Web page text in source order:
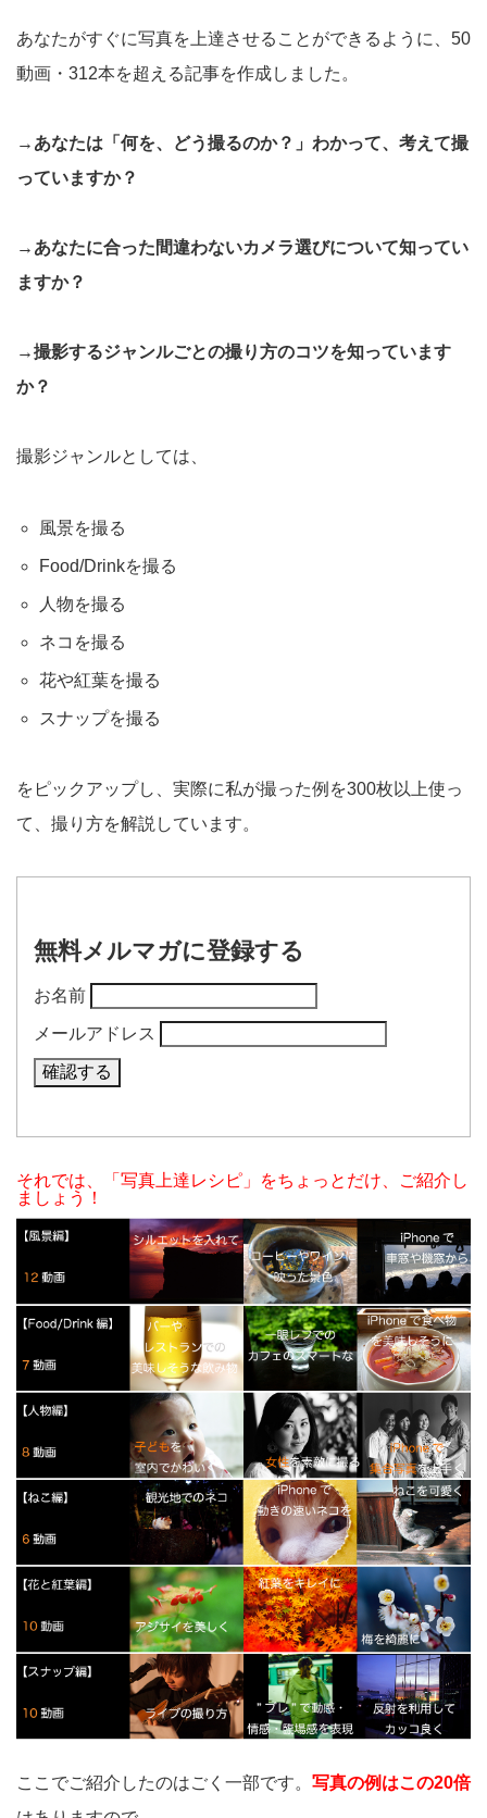
あなたがすぐに写真を上達させることができるように、50
動画・312本を超える記事を作成しました。
→あなたは「何を、どう撮るのか？」わかって、考えて撮
っていますか？
→あなたに合った間違わないカメラ選びについて知ってい
ますか？
→撮影するジャンルごとの撮り方のコツを知っています
か？
撮影ジャンルとしては、
風景を撮る
Food/Drinkを撮る
人物を撮る
ネコを撮る
花や紅葉を撮る
スナップを撮る
をピックアップし、実際に私が撮った例を300枚以上使っ
て、撮り方を解説しています。
無料メルマガに登録する
お名前
メールアドレス
それでは、「写真上達レシピ」をちょっとだけ、ご紹介し
ましょう！
ここでご紹介したのはごく一部です。 写真の例はこの20倍